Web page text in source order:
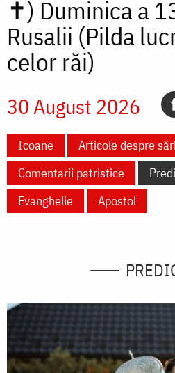
✝) Duminica a
Rusalii (Pilda
celor răi)
30 August 2026
Icoane
Articole despre
Comentarii patristice
Evanghelie
Apostol